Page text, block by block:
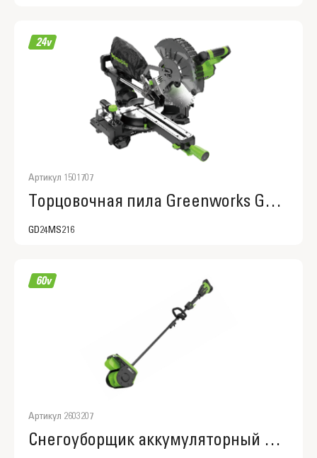
Артикул 1501707
Торцовочная пила Greenworks GD24MS216, 24V, бесщеточная, 4800 об/мин, 216x30мм, рез 65х310мм, с протяжкой, без АКБ и ЗУ (1501707)
GD24MS216
Артикул 2603207
Снегоуборщик аккумуляторный Greenworks Арт. 2603207, 60V, 30 см, с регулируемым направлением выброса, бесщеточный, без АКБ и ЗУ